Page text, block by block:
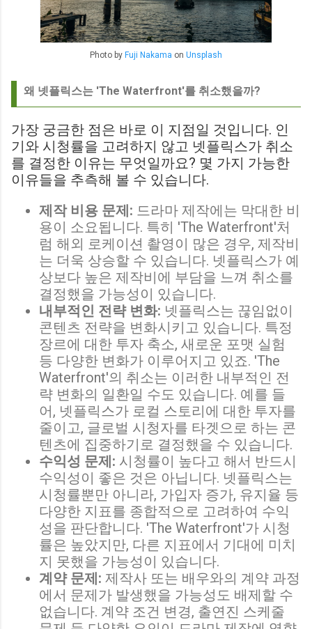
Photo by Fuji Nakama on Unsplash
왜 넷플릭스는 'The Waterfront'를 취소했을까?
가장 궁금한 점은 바로 이 지점일 것입니다. 인
기와 시청률을 고려하지 않고 넷플릭스가 취소
를 결정한 이유는 무엇일까요? 몇 가지 가능한
이유들을 추측해 볼 수 있습니다.
제작 비용 문제: 드라마 제작에는 막대한 비
용이 소요됩니다. 특히 'The Waterfront'처
럼 해외 로케이션 촬영이 많은 경우, 제작비
는 더욱 상승할 수 있습니다. 넷플릭스가 예
상보다 높은 제작비에 부담을 느껴 취소를
결정했을 가능성이 있습니다.
내부적인 전략 변화: 넷플릭스는 끊임없이
콘텐츠 전략을 변화시키고 있습니다. 특정
장르에 대한 투자 축소, 새로운 포맷 실험
등 다양한 변화가 이루어지고 있죠. 'The
Waterfront'의 취소는 이러한 내부적인 전
략 변화의 일환일 수도 있습니다. 예를 들
어, 넷플릭스가 로컬 스토리에 대한 투자를
줄이고, 글로벌 시청자를 타겟으로 하는 콘
텐츠에 집중하기로 결정했을 수 있습니다.
수익성 문제: 시청률이 높다고 해서 반드시
수익성이 좋은 것은 아닙니다. 넷플릭스는
시청률뿐만 아니라, 가입자 증가, 유지율 등
다양한 지표를 종합적으로 고려하여 수익
성을 판단합니다. 'The Waterfront'가 시청
률은 높았지만, 다른 지표에서 기대에 미치
지 못했을 가능성이 있습니다.
계약 문제: 제작사 또는 배우와의 계약 과정
에서 문제가 발생했을 가능성도 배제할 수
없습니다. 계약 조건 변경, 출연진 스케줄